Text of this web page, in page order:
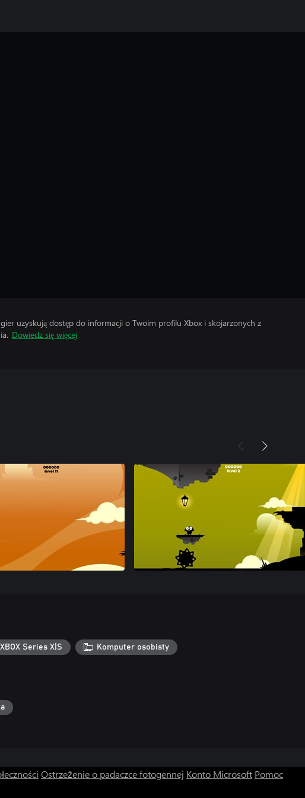
uzyskują dostęp do informacji o Twoim profilu Xbox i skojarzonych z
Dowiedz się więcej
XBOX Series X|S Komputer osobisty
Ostrzeżenie o padaczce fotogennej Konto Microsoft Pomoc